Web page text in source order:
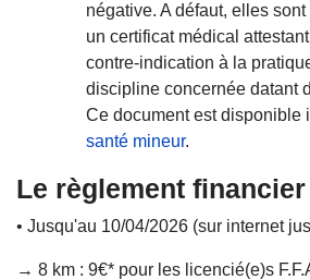
négative. A défaut, elles
un certificat médical
contre-indication à la
discipline concernée datant
Ce document est disponible
santé mineur.
Le règlement financier
• Jusqu'au 10/04/2026 (sur internet
→ 8 km : 9€* pour les licencié(e)s